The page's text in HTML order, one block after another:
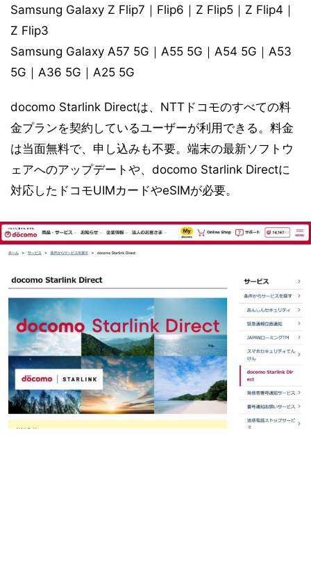
Samsung Galaxy Z Flip7｜Flip6｜Z Flip5｜Z Flip4｜
Z Flip3
Samsung Galaxy A57 5G｜A55 5G｜A54 5G｜A53
5G｜A36 5G｜A25 5G
docomo Starlink Directは、NTTドコモのすべての料
金プランを契約しているユーザーが利用できる。料金
は当面無料で、申し込みも不要。端末の最新ソフトウ
ェアへのアップデートや、docomo Starlink Directに
対応したドコモUIMカードやeSIMが必要。